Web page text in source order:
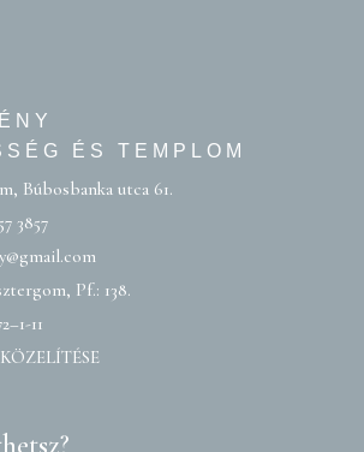
ÉS TEMPLOM
Búbosbanka utca 61.
3857
Pf.: 138.
11